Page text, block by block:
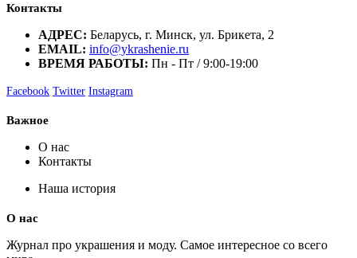
Контакты
АДРЕС: Беларусь, г. Минск, ул. Брикета, 2
EMAIL: info@ykrashenie.ru
ВРЕМЯ РАБОТЫ: Пн - Пт / 9:00-19:00
Facebook Twitter Instagram
Важное
О нас
Контакты
Наша история
О нас
Журнал про украшения и моду. Самое интересное со всего